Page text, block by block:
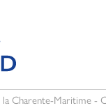
Charente-Maritime -